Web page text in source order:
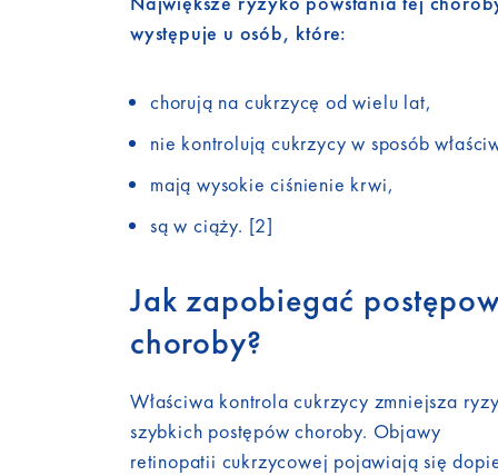
występuje u osób, które:
chorują na cukrzycę od wielu lat,
nie kontrolują cukrzycy w sposób
mają wysokie ciśnienie krwi,
są w ciąży. [2]
Jak zapobiegać
choroby?
Właściwa kontrola cukrzycy zmniejsza
szybkich postępów choroby. Objawy
retinopatii cukrzycowej pojawiają się